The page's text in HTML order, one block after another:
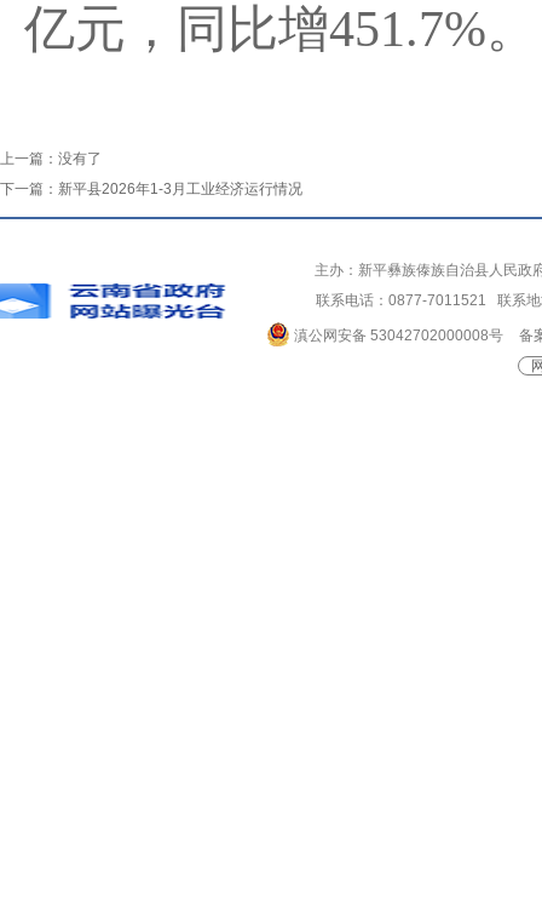
亿元，同比增451.7%。
上一篇： 没有了
下一篇： 新平县2026年1-3月工业经济运行情况
主办：新平彝族傣族自治县人民
联系电话：0877-7011521 联系
滇公网安备 53042702000008号
备